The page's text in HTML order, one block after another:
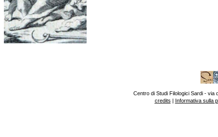
Centro di Studi Filologici Sardi - via
credits | Informativa sulla